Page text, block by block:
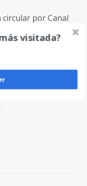
circular por Canal
visitada?